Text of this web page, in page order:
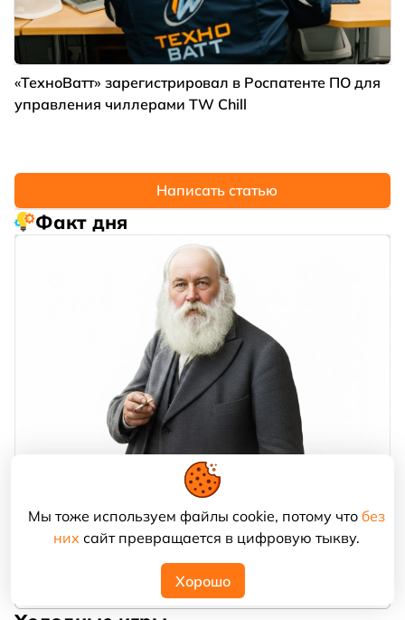
«ТехноВатт» зарегистрировал в Роспатенте ПО для
управления чиллерами TW Chill
Написать статью
Факт дня
В 1912 году русский ученый Порфирий
Бахметьев первым в мире экспериментально
вызвал состояние анабиоза у летучей мыши. Он
этом зверек после размораживания
возвратился к нормальной жизнедеятельности.
Мы тоже используем файлы cookie, потому что без
нихсайт превращается в цифровую тыкву.
Хорошо